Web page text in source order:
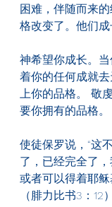
困难，伴随而来
格改变了。他们成
神希望你成长。
着你的任何成就
上你的品格。 敬
要你拥有的品格。
使徒保罗说，“这
了，已经完全了，
或者可以得着耶
（腓力比书3：12）